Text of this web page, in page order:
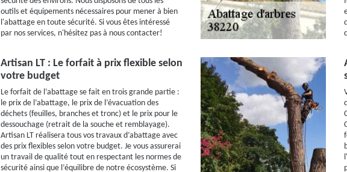
outils et équipements nécessaires pour mener à bien
l'abattage en toute sécurité. Si vous êtes intéressé
par nos services, n'hésitez pas à nous contacter!
Artisan LT : Le forfait à prix flexible selon
votre budget
Le forfait de l’abattage se fait en trois grande partie :
le prix de l’abattage, le prix de l’évacuation des
déchets (feuilles, branches et tronc) et le prix pour le
dessouchage (retrait de la souche et remblayage).
Artisan LT réalisera tous vos travaux d’abattage avec
des prix flexibles selon votre budget. Je vous assurerai
un travail de qualité tout en respectant les normes de
sécurité ainsi que l’équilibre de notre écosystème. Si